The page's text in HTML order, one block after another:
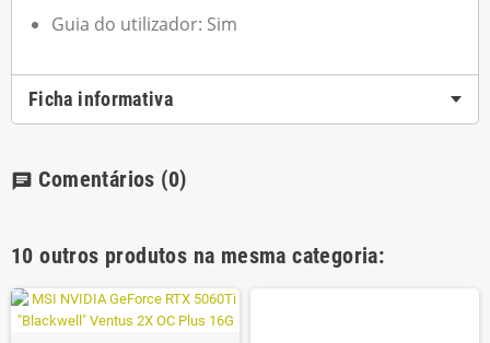
Guia do utilizador: Sim
Ficha informativa
chat Comentários (0)
10 outros produtos na mesma categoria: